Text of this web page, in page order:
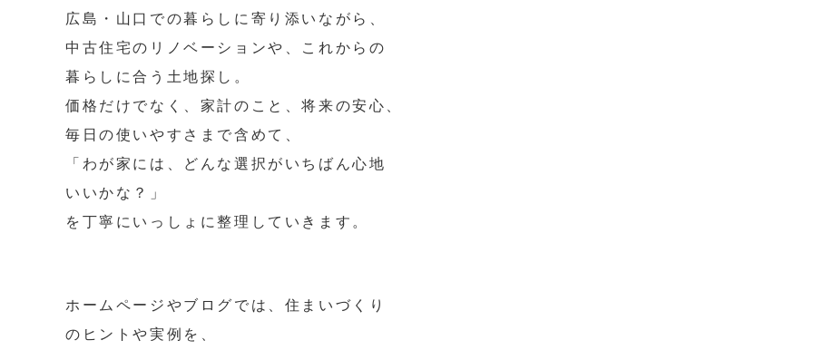
広島・山口での暮らしに寄り添いながら、
中古住宅のリノベーションや、これからの
暮らしに合う土地探し。
価格だけでなく、家計のこと、将来の安心、
毎日の使いやすさまで含めて、
「わが家には、どんな選択がいちばん心地
いいかな？」
を丁寧にいっしょに整理していきます。
ホームページやブログでは、住まいづくり
のヒントや実例を、